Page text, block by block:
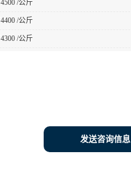
4500 /公斤
4400 /公斤
4300 /公斤
发送咨询信息